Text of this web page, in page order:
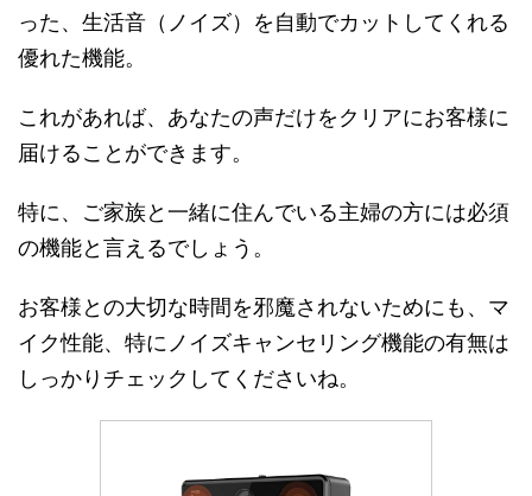
った、生活音（ノイズ）を自動でカットしてくれる
優れた機能。
これがあれば、あなたの声だけをクリアにお客様に
届けることができます。
特に、ご家族と一緒に住んでいる主婦の方には必須
の機能と言えるでしょう。
お客様との大切な時間を邪魔されないためにも、マ
イク性能、特にノイズキャンセリング機能の有無は
しっかりチェックしてくださいね。